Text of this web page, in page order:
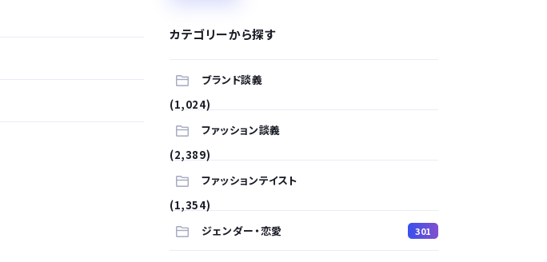
カテゴリーから探す
ブランド談義
(1,024)
ファッション談義
(2,389)
ファッションテイスト
(1,354)
ジェンダー・恋愛
301